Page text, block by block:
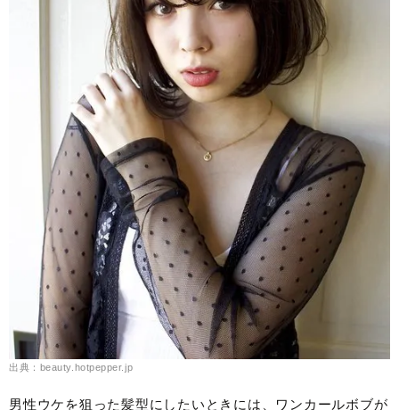
出典：beauty.hotpepper.jp
男性ウケを狙った髪型にしたいときには、ワンカールボブが